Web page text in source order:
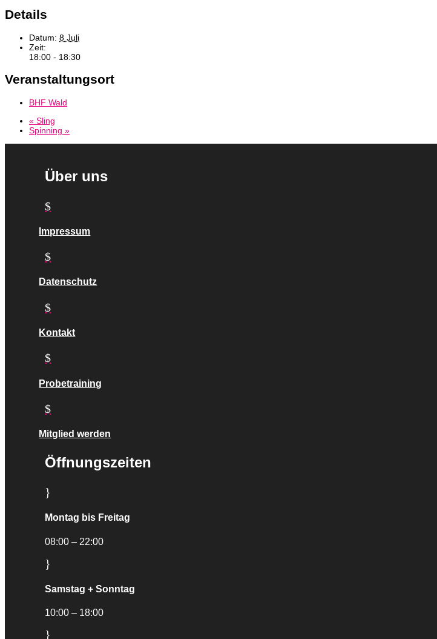
Details
Datum: 8 Juli
Zeit:
18:00 - 18:30
Veranstaltungsort
BHF Wald
« Sling
Spinning »
Über uns
$
Impressum
$
Datenschutz
$
Kontakt
$
Probetraining
$
Mitglied werden
Öffnungszeiten
}
Montag bis Freitag
08:00 – 22:00
}
Samstag + Sonntag
10:00 – 18:00
}